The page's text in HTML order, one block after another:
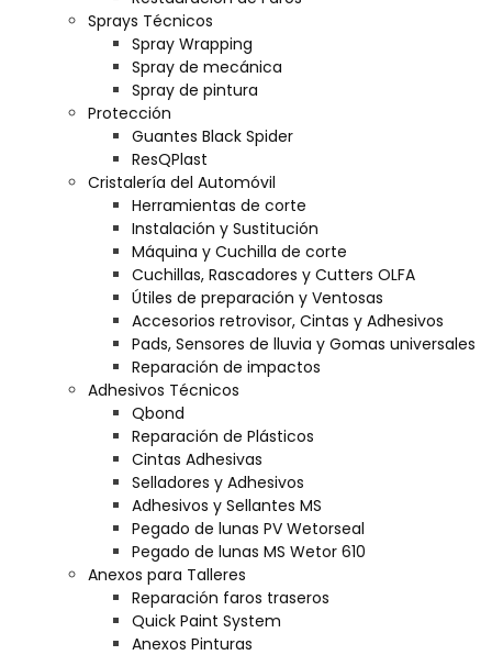
Sprays Técnicos
Spray Wrapping
Spray de mecánica
Spray de pintura
Protección
Guantes Black Spider
ResQPlast
Cristalería del Automóvil
Herramientas de corte
Instalación y Sustitución
Máquina y Cuchilla de corte
Cuchillas, Rascadores y Cutters OLFA
Útiles de preparación y Ventosas
Accesorios retrovisor, Cintas y Adhesivos
Pads, Sensores de lluvia y Gomas universales
Reparación de impactos
Adhesivos Técnicos
Qbond
Reparación de Plásticos
Cintas Adhesivas
Selladores y Adhesivos
Adhesivos y Sellantes MS
Pegado de lunas PV Wetorseal
Pegado de lunas MS Wetor 610
Anexos para Talleres
Reparación faros traseros
Quick Paint System
Anexos Pinturas